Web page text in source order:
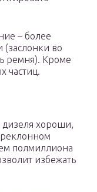
– более
(заслонки во
ремня). Кроме
частиц.
дизеля хороши,
полмиллиона
избежать